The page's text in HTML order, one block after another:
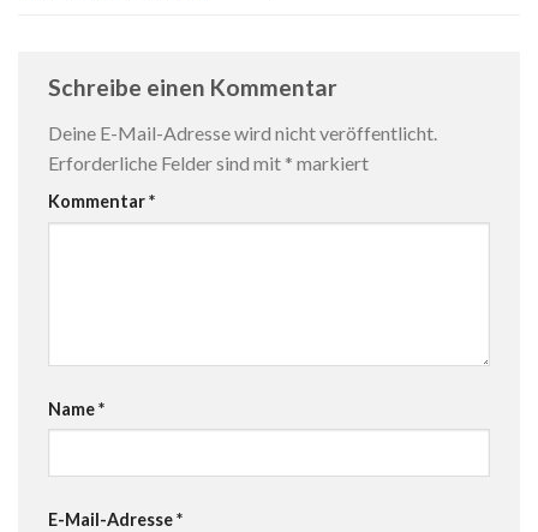
Schreibe einen Kommentar
Deine E-Mail-Adresse wird nicht veröffentlicht.
Erforderliche Felder sind mit * markiert
Kommentar*
Name*
E-Mail-Adresse*